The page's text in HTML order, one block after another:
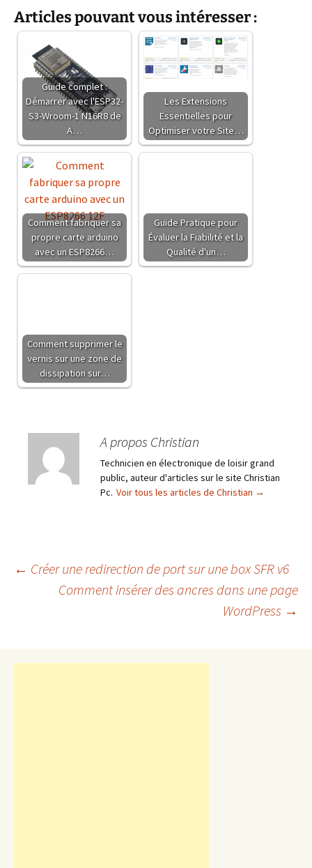
Articles pouvant vous intéresser :
Guide complet :
Démarrer avec l'ESP32-
S3-Wroom-1 N16R8 de
A…
Les Extensions
Essentielles pour
Optimiser votre Site…
Comment fabriquer sa
propre carte arduino
avec un ESP8266…
Guide Pratique pour
Évaluer la Fiabilité et la
Qualité d'un…
Comment supprimer le
vernis sur une zone de
dissipation sur…
A propos Christian
Technicien en électronique de loisir grand
public, auteur d'articles sur le site Christian
Pc. Voir tous les articles de Christian →
Navigation
articles
← Créer une redirection de port sur une box SFR v6
Comment insérer des ancres dans une page
WordPress →